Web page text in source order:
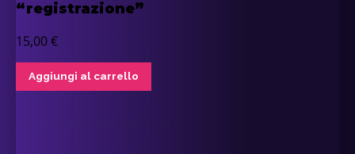
“registrazione”
15,00€
Aggiungi al carrello